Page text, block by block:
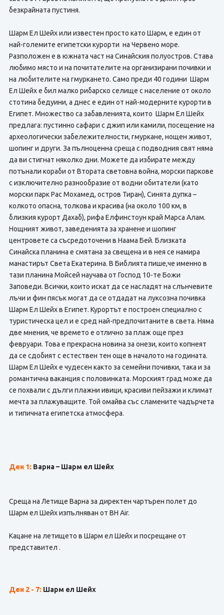
безкрайната пустиня.
Шарм Ел Шейх или известен просто като Шарм, е един от
най-големите египетски курорти на Червено море.
Разположен е в южната част на Синайския полуостров. Става
любимо място и на почитателите на организирани почивки и
на любителите на гмуркането. Само преди 40 години Шарм
Ел Шейх е бил малко рибарско селище с население от около
стотина бедуини, а днес е един от най-модерните курорти в
Египет. Множество са забавленията, които Шарм Ел Шейх
предлага: пустинно сафари с джип или камили, посещение на
археологически забележителности, гмуркане, нощен живот,
шопинг и други. За пълноценна среща с подводния свят няма
да ви стигнат няколко дни. Можете да избирате между
потънали кораби от Втората световна война, морски паркове
с изключително разнообразие от водни обитатели (като
морски парк Рас Мохамед, остров Тиран), Синята дупка –
колкото опасна, толкова и красива (на около 100 км, в
близкия курорт Дахаб), рифа Елфинстоун край Марса Алам.
Нощният живот, заведенията за хранене и шопинг
центровете са съсредоточени в Наама Бей. Близката
Синайска планина е смятана за свещена и в нея се намира
манастирът Света Екатерина. В Библията пише,че именно в
тази планина Мойсей научава от Господ 10-те Божи
Заповеди. Всички, които искат да се насладят на слънчевите
лъчи и фин пясък могат да се отдадат на луксозна почивка
Шарм Ел Шейх в Египет. Курортът е построен специално с
туристическа цел и е сред най-предпочитаните в света. Няма
две мнения, че времето е отлично за плаж още през
февруари. Това е прекрасна новина за онези, които копнеят
да се сдобият с естествен тен още в началото на годината.
Шарм Ел Шейх е чудесен както за семейни почивки, така и за
романтична ваканция с половинката. Морският град може да
се похвали с дълги плажни ивици, красиви пейзажи и климат
мечта за плажуващите. Той омайва със сламените чадърчета
и типичната египетска атмосфера.
Ден 1: Варна – Шарм ел Шейх
Среща на Летище Варна за директен чартърен полет до
Шарм ел Шейх изпълняван от BH Air.
Кацане на летището в Шарм ел Шейх и посрещане от
представител .
Ден 2 - 7: Шарм ел Шейх